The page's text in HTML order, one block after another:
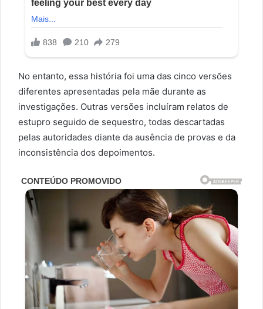
No entanto, essa história foi uma das cinco versões
diferentes apresentadas pela mãe durante as
investigações. Outras versões incluíram relatos de
estupro seguido de sequestro, todas descartadas
pelas autoridades diante da ausência de provas e da
inconsistência dos depoimentos.